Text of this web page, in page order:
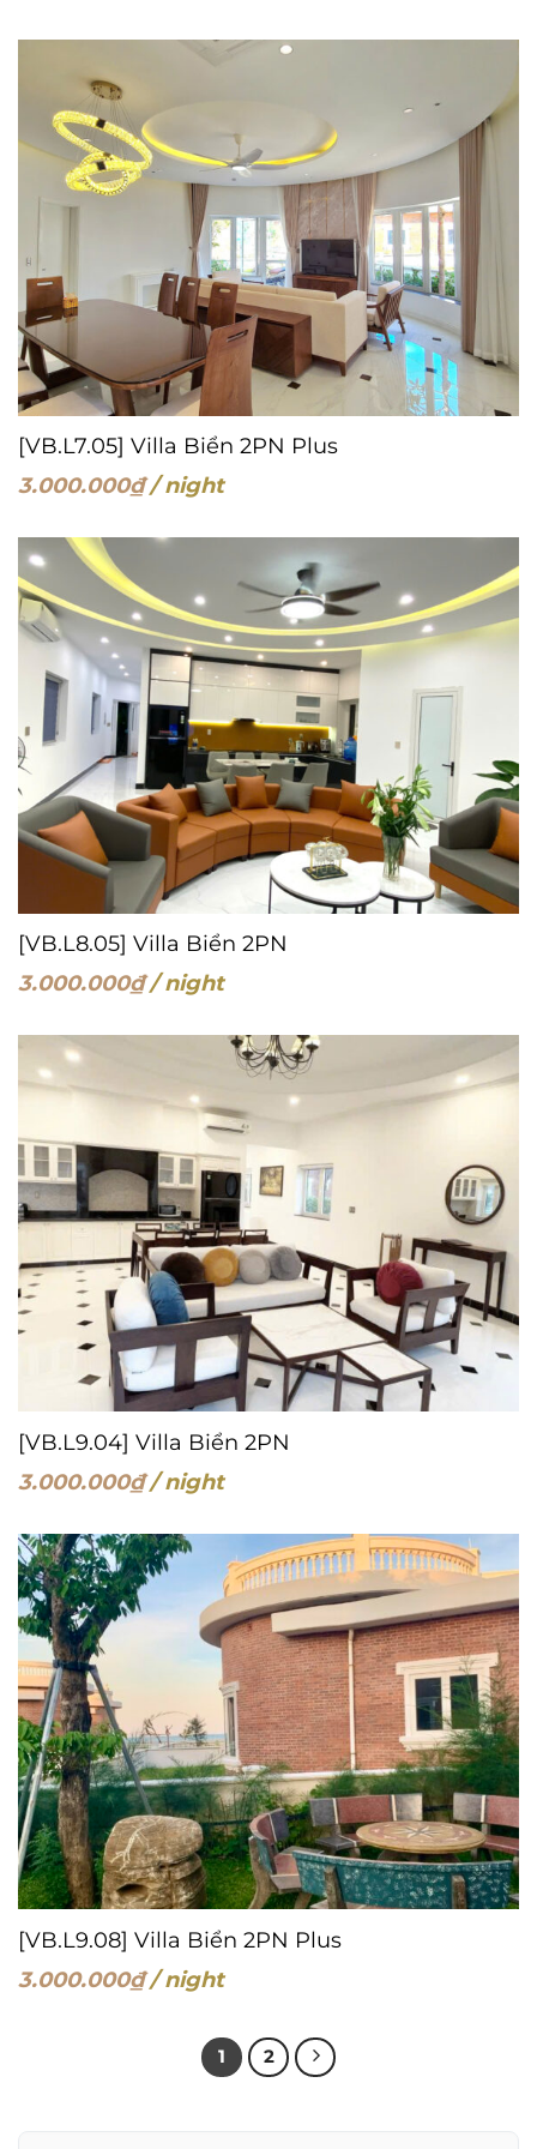
[VB.L7.05] Villa Biển 2PN Plus
3.000.000₫/ night
[VB.L8.05] Villa Biển 2PN
3.000.000₫/ night
[VB.L9.04] Villa Biển 2PN
3.000.000₫/ night
[VB.L9.08] Villa Biển 2PN Plus
3.000.000₫/ night
1 2